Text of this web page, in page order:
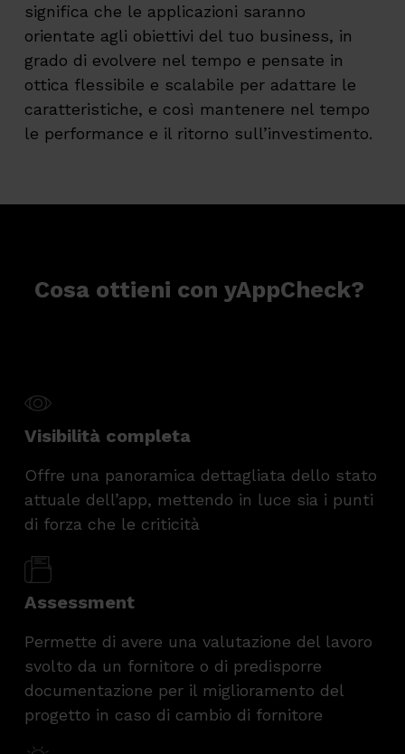
significa che le applicazioni saranno
orientate agli obiettivi del tuo business, in
grado di evolvere nel tempo e pensate in
ottica flessibile e scalabile per adattare le
caratteristiche, e così mantenere nel tempo
le performance e il ritorno sull’investimento.
Cosa ottieni con yAppCheck?
Visibilità completa
Offre una panoramica dettagliata dello stato
attuale dell’app, mettendo in luce sia i punti
di forza che le criticità
Assessment
Permette di avere una valutazione del lavoro
svolto da un fornitore o di predisporre
documentazione per il miglioramento del
progetto in caso di cambio di fornitore